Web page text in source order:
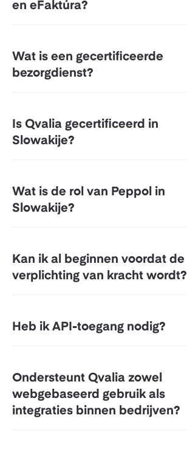
en eFaktúra?
Wat is een gecertificeerde
bezorgdienst?
Is Qvalia gecertificeerd in
Slowakije?
Wat is de rol van Peppol in
Slowakije?
Kan ik al beginnen voordat de
verplichting van kracht wordt?
Heb ik API-toegang nodig?
Ondersteunt Qvalia zowel
webgebaseerd gebruik als
integraties binnen bedrijven?